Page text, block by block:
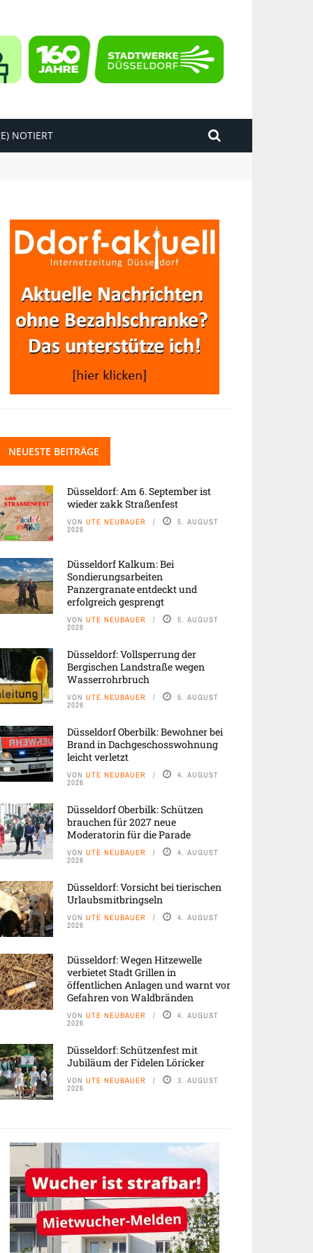
NOTIERT
NEUESTE BEITRÄGE
Düsseldorf: Am 6. September ist
wieder zakk Straßenfest
VON UTE NEUBAUER 5. AUGUST
2026
Düsseldorf Kalkum: Bei
Sondierungsarbeiten
Panzergranate entdeckt und
erfolgreich gesprengt
VON UTE NEUBAUER 5. AUGUST
2026
Düsseldorf: Vollsperrung der
Bergischen Landstraße wegen
Wasserrohrbruch
VON UTE NEUBAUER 5. AUGUST
2026
Düsseldorf Oberbilk: Bewohner bei
Brand in Dachgeschosswohnung
leicht verletzt
VON UTE NEUBAUER 4. AUGUST
2026
Düsseldorf Oberbilk: Schützen
brauchen für 2027 neue
Moderatorin für die Parade
VON UTE NEUBAUER 4. AUGUST
2026
Düsseldorf: Vorsicht bei tierischen
Urlaubsmitbringseln
VON UTE NEUBAUER 4. AUGUST
2026
Düsseldorf: Wegen Hitzewelle
verbietet Stadt Grillen in
öffentlichen Anlagen und warnt vor
Gefahren von Waldbränden
VON UTE NEUBAUER 4. AUGUST
2026
Düsseldorf: Schützenfest mit
Jubiläum der Fidelen Löricker
VON UTE NEUBAUER 3. AUGUST
2026